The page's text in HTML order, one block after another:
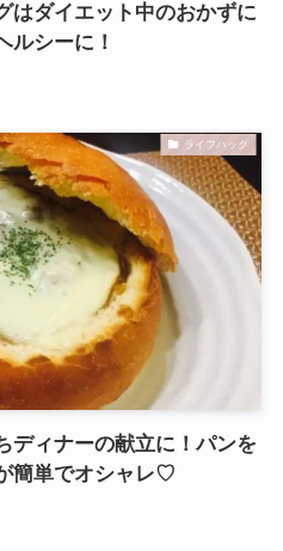
はダイエット中のおかずに
ルシーに！
ライフハック
ディナーの献立に！パンを
簡単でオシャレ♡